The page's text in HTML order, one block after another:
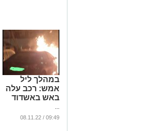
במהלך ליל
אמש: רכב עלה
באש באשדוד
...
09:49 / 08.11.22